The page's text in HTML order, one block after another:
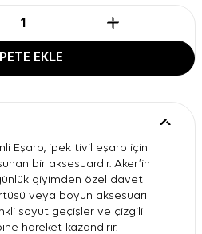
EKLE
Eşarp, ipek tivil eşarp için
bir aksesuardır. Aker’in
giyimden özel davet
veya boyun aksesuarı
soyut geçişler ve çizgili
hareket kazandırır.